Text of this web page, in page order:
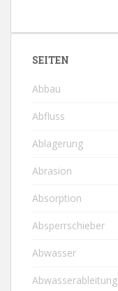
SEITEN
Abbau
Abfluss
Ablagerung
Abrasion
Absorption
Absperrschieber
Abwasser
Abwasserableitung